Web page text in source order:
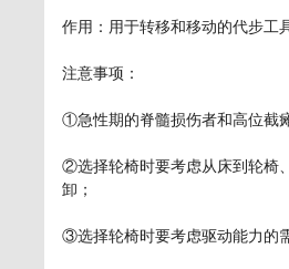
作用：用于转移和移动的代步工
注意事项：
①急性期的脊髓损伤者和高位截
②选择轮椅时要考虑从床到轮椅
卸；
③选择轮椅时要考虑驱动能力的